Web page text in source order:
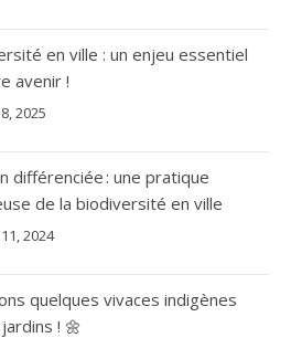
en ville : un enjeu essentiel
avenir !
2025
différenciée : une pratique
de la biodiversité en ville
2024
quelques vivaces indigènes
! 🌼